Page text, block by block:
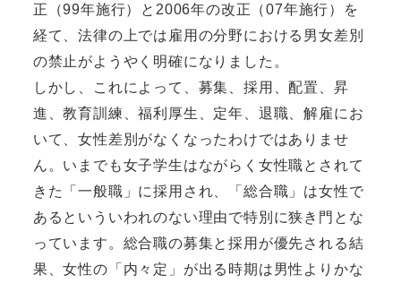
正（99年施行）と2006年の改正（07年施行）を
経て、法律の上では雇用の分野における男女差別
の禁止がようやく明確になりました。
しかし、これによって、募集、採用、配置、昇
進、教育訓練、福利厚生、定年、退職、解雇にお
いて、女性差別がなくなったわけではありませ
ん。いまでも女子学生はながらく女性職とされて
きた「一般職」に採用され、「総合職」は女性で
あるといういわれのない理由で特別に狭き門とな
っています。総合職の募集と採用が優先される結
果、女性の「内々定」が出る時期は男性よりかな